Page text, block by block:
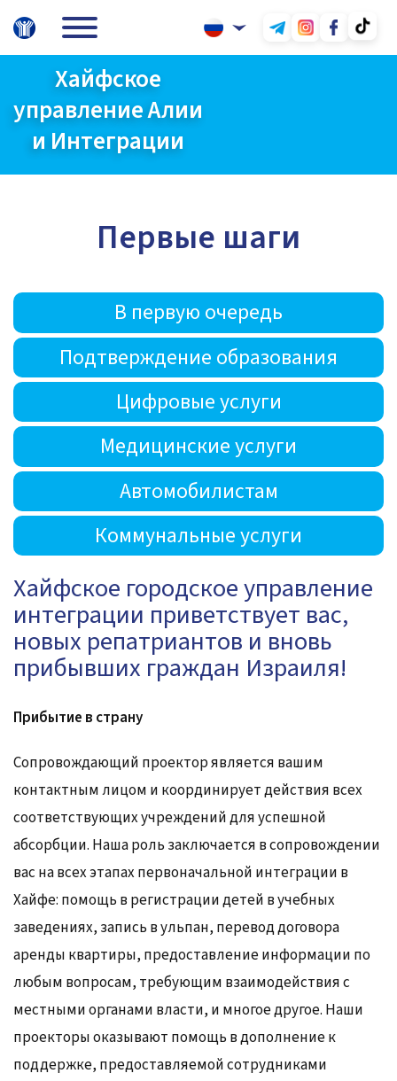
Хайфское
управление Алии
и Интеграции
Первые шаги
В первую очередь
Подтверждение образования
Цифровые услуги
Медицинские услуги
Автомобилистам
Коммунальные услуги
Хайфское городское управление
интеграции приветствует вас,
новых репатриантов и вновь
прибывших граждан Израиля!
Прибытие в страну
Сопровождающий проектор является вашим
контактным лицом и координирует действия всех
соответствующих учреждений для успешной
абсорбции. Наша роль заключается в сопровождении
вас на всех этапах первоначальной интеграции в
Хайфе: помощь в регистрации детей в учебных
заведениях, запись в ульпан, перевод договора
аренды квартиры, предоставление информации по
любым вопросам, требующим взаимодействия с
местными органами власти, и многое другое. Наши
проекторы оказывают помощь в дополнение к
поддержке, предоставляемой сотрудниками